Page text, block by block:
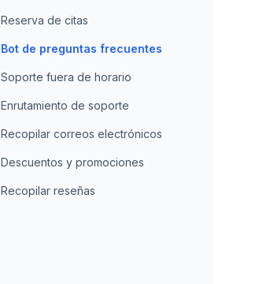
Reserva de citas
Bot de preguntas frecuentes
Soporte fuera de horario
Enrutamiento de soporte
Recopilar correos electrónicos
Descuentos y promociones
Recopilar reseñas